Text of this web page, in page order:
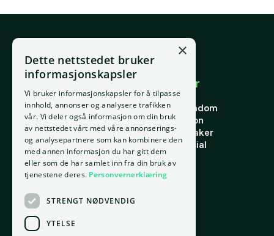
E-post
support@placepoint.no
Selskapet
Hjem
Om oss
Ansatte
Kontakt oss
Personvern
Vilkår for bruk
Informasjonskapsler
Brukområder
Forstå eiendom
Finne riktig eiendom
Finn riktig person
Finn riktig leietaker
Verdi og potensial
Risiko
Portefølje
Ressurser
Ordbok
Innsikt
×
Dette nettstedet bruker
informasjonskapsler
Vi bruker informasjonskapsler for å tilpasse
innhold, annonser og analysere trafikken
vår. Vi deler også informasjon om din bruk
av nettstedet vårt med våre annonserings-
og analysepartnere som kan kombinere den
med annen informasjon du har gitt dem
eller som de har samlet inn fra din bruk av
tjenestene deres. Personvernerklæring
STRENGT NØDVENDIG
YTELSE